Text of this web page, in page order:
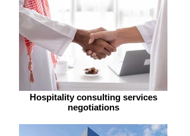
Hospitality consulting services
negotiations